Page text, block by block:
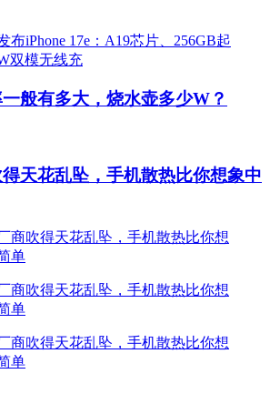
般有多大，烧水壶多少W？
天花乱坠，手机散热比你想象中